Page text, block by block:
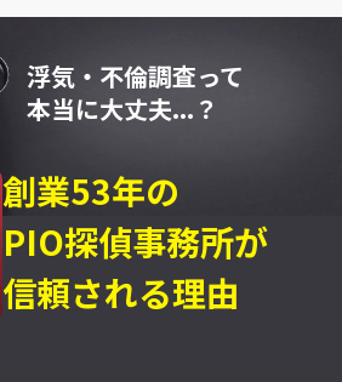
浮気・不倫調査って
本当に大丈夫...？
創業53年の
PIO探偵事務所が
信頼される理由